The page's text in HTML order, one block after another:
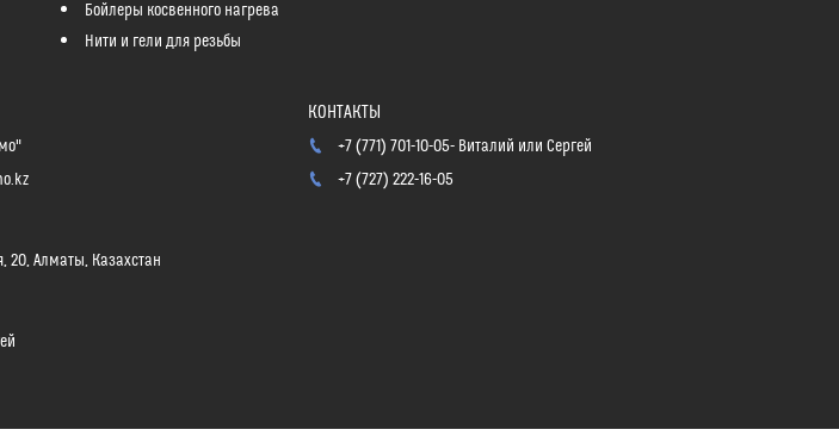
Бойлеры косвенного нагрева
Нити и гели для резьбы
20, Алматы, Казахстан
+7 (771) 701-10-05 Виталий или Сергей
+7 (727) 222-16-05